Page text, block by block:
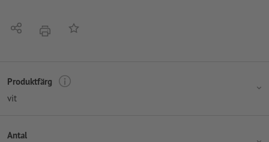
Dela erbjudandePå anteckningslistan
Produktfärg
vit
Antal